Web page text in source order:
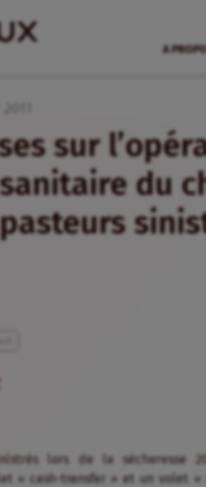
A
sur
du
lors de la sécheresse
« cash-transfer » et un volet «